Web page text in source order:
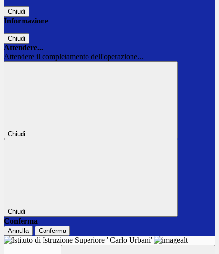
Chiudi
Informazione
Chiudi
Attendere...
Attendere il completamento dell'operazione...
Chiudi
Chiudi
Conferma
Annulla Conferma